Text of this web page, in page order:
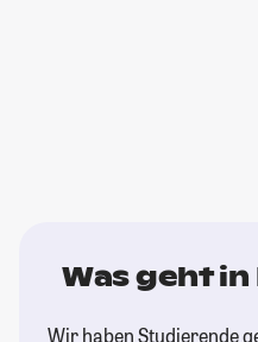
Was geht in
Wir haben Studierende